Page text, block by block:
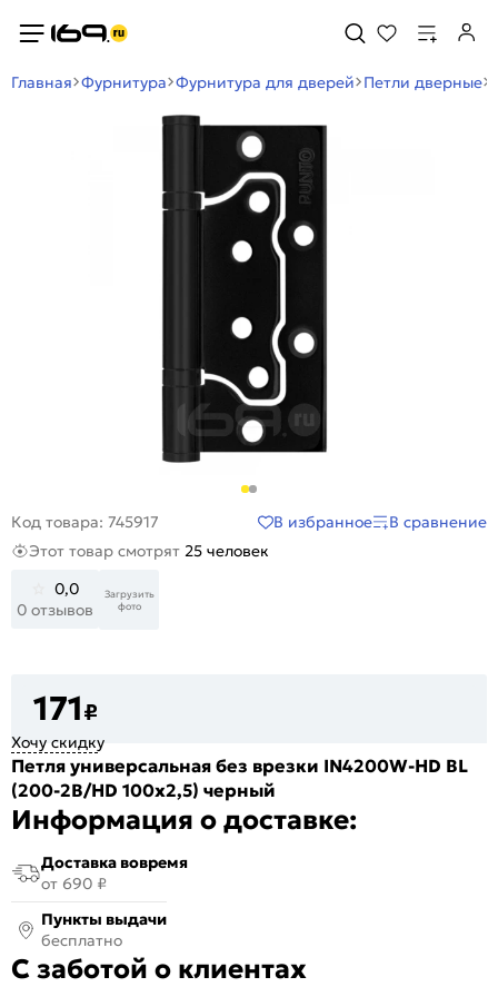
Главная Фурнитура Фурнитура для дверей Петли дверные
Код товара: 745917 В избранное
В сравнение
Этот товар смотрят 25 человек
0,0
0 отзывов
Загрузить
фото
171₽
Хочу скидку
Петля универсальная без врезки IN4200W-HD BL
(200-2B/HD 100x2,5) черный
Информация о доставке:
Доставка вовремя
от 690 ₽
Пункты выдачи
бесплатно
С заботой о клиентах